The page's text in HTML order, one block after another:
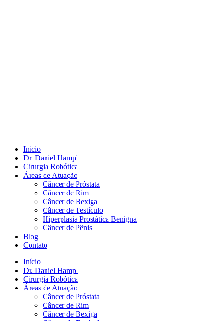
Início
Dr. Daniel Hampl
Cirurgia Robótica
Áreas de Atuação
Câncer de Próstata
Câncer de Rim
Câncer de Bexiga
Câncer de Testículo
Hiperplasia Prostática Benigna
Câncer de Pênis
Blog
Contato
Início
Dr. Daniel Hampl
Cirurgia Robótica
Áreas de Atuação
Câncer de Próstata
Câncer de Rim
Câncer de Bexiga